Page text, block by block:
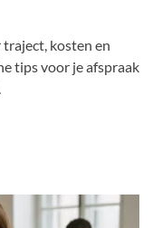
kosten en
tips voor je afspraak